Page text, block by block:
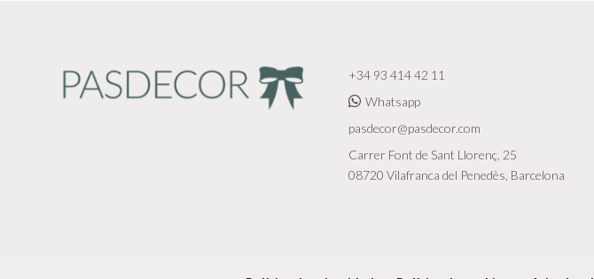
+34 93 414 42 11
Whatsapp
pasdecor@pasdecor.com
Carrer Font de Sant Llorenç, 25
08720 Vilafranca del Penedès, Barcelona